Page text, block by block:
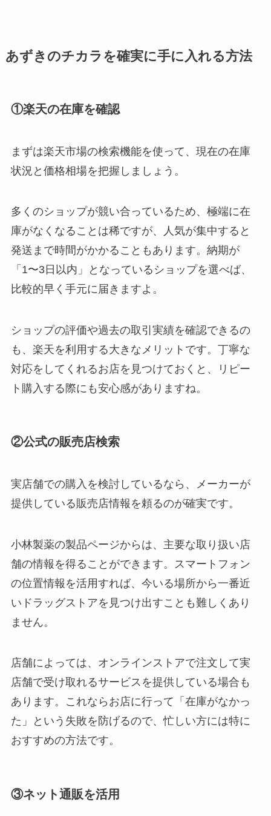
あずきのチカラを確実に手に入れる方法
①楽天の在庫を確認
まずは楽天市場の検索機能を使って、現在の在庫
状況と価格相場を把握しましょう。
多くのショップが競い合っているため、極端に在
庫がなくなることは稀ですが、人気が集中すると
発送まで時間がかかることもあります。納期が
「1〜3日以内」となっているショップを選べば、
比較的早く手元に届きますよ。
ショップの評価や過去の取引実績を確認できるの
も、楽天を利用する大きなメリットです。丁寧な
対応をしてくれるお店を見つけておくと、リピー
ト購入する際にも安心感がありますね。
②公式の販売店検索
実店舗での購入を検討しているなら、メーカーが
提供している販売店情報を頼るのが確実です。
小林製薬の製品ページからは、主要な取り扱い店
舗の情報を得ることができます。スマートフォン
の位置情報を活用すれば、今いる場所から一番近
いドラッグストアを見つけ出すことも難しくあり
ません。
店舗によっては、オンラインストアで注文して実
店舗で受け取れるサービスを提供している場合も
あります。これならお店に行って「在庫がなかっ
た」という失敗を防げるので、忙しい方には特に
おすすめの方法です。
③ネット通販を活用